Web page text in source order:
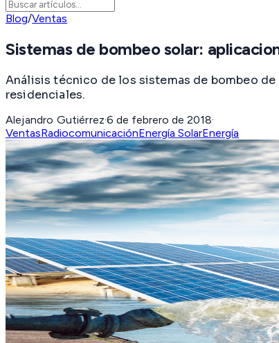
Blog/Ventas
Sistemas de bombeo solar:
Análisis técnico de los sistemas de bombeo
residenciales.
Alejandro Gutiérrez·6 de febrero de 2018·
VentasRadiocomunicaciónEnergía SolarEnergía